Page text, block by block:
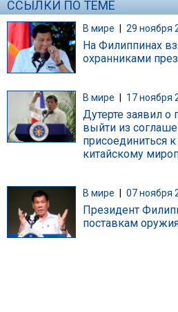
ССЫЛКИ ПО ТЕМЕ
В мире | 29 ноября
На Филиппинах
охранниками
В мире 17 ноября
Дутерте заявил о
выйти из
присоединиться
китайскому
В мире 07 ноября
Президент
поставкам